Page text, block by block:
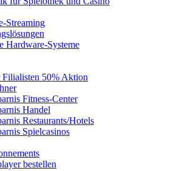
Streaming
Hardware-Systeme
Filialisten 50% Aktion
Fitness-Center
Handel
Restaurants/Hotels
Spielcasinos
bestellen